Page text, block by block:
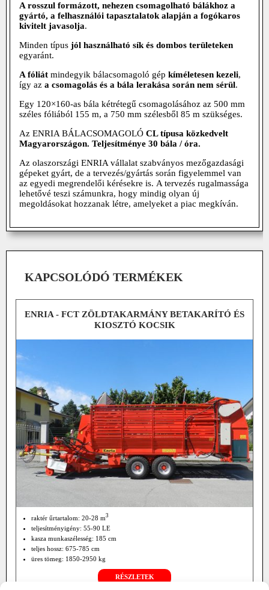
A rosszul formázott, nehezen csomagolható bálákhoz a
gyártó, a felhasználói tapasztalatok alapján a fogókaros
kivitelt javasolja.
Minden típus jól használható sík és dombos területeken
egyaránt.
A fóliát mindegyik bálacsomagoló gép kíméletesen kezeli,
így az a csomagolás és a bála lerakása során nem sérül.
Egy 120×160-as bála kétrétegű csomagolásához az 500 mm
széles fóliából 155 m, a 750 mm szélesből 85 m szükséges.
Az ENRIA BÁLACSOMAGOLÓ CL típusa közkedvelt
Magyarországon. Teljesítménye 30 bála / óra.
Az olaszországi ENRIA vállalat szabványos mezőgazdasági
gépeket gyárt, de a tervezés/gyártás során figyelemmel van
az egyedi megrendelői kérésekre is. A tervezés rugalmassága
lehetővé teszi számunkra, hogy mindig olyan új
megoldásokat hozzanak létre, amelyeket a piac megkíván.
KAPCSOLÓDÓ TERMÉKEK
ENRIA - FCT ZÖLDTAKARMÁNY BETAKARÍTÓ ÉS
KIOSZTÓ KOCSIK
raktér űrtartalom: 20-28 m3
teljesítményigény: 55-90 LE
kasza munkaszélesség: 185 cm
teljes hossz: 675-785 cm
üres tömeg: 1850-2950 kg
RÉSZLETEK